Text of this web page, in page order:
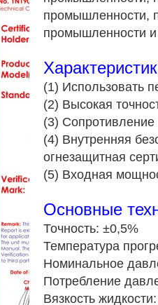
промышленности,
промышленности и
(1) Использовать
(2) Высокая
(3)
(4) Внутренняя
огнезащитная
(5) Входная
Основные
Точность: ±0,5%
Температура
Номинальное
Потребление
Вязкость